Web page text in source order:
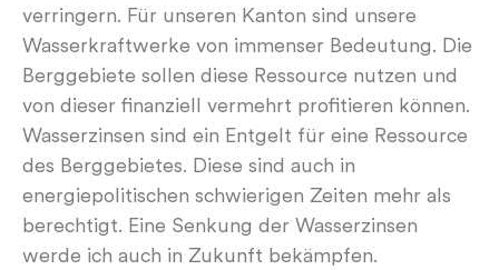
verringern. Für unseren Kanton sind unsere
Wasserkraftwerke von immenser Bedeutung. Die
Berggebiete sollen diese Ressource nutzen und
von dieser finanziell vermehrt profitieren können.
Wasserzinsen sind ein Entgelt für eine Ressource
des Berggebietes. Diese sind auch in
energiepolitischen schwierigen Zeiten mehr als
berechtigt. Eine Senkung der Wasserzinsen
werde ich auch in Zukunft bekämpfen.